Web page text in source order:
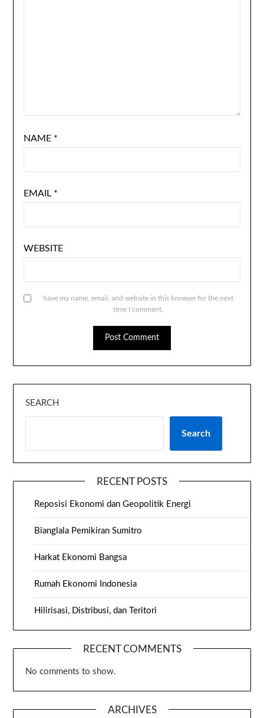
NAME *
EMAIL *
WEBSITE
Save my name, email, and website in this browser for the next
time I comment.
SEARCH
Search
RECENT POSTS
Reposisi Ekonomi dan Geopolitik Energi
Bianglala Pemikiran Sumitro
Harkat Ekonomi Bangsa
Rumah Ekonomi Indonesia
Hilirisasi, Distribusi, dan Teritori
RECENT COMMENTS
No comments to show.
ARCHIVES